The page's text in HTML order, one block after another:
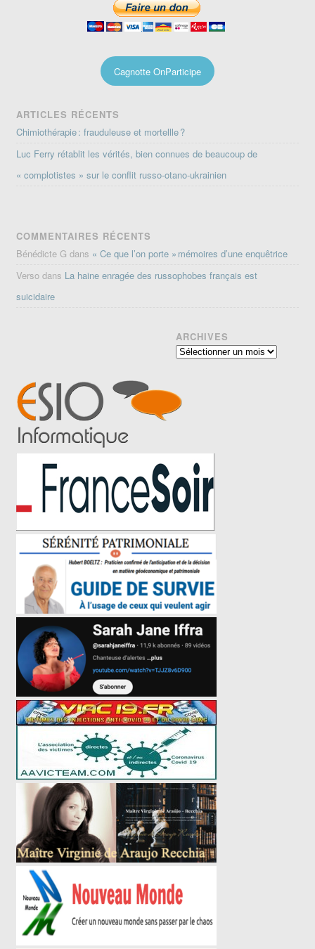
Cagnotte OnParticipe
ARTICLES RÉCENTS
Chimiothérapie : frauduleuse et mortellle ?
Luc Ferry rétablit les vérités, bien connues de beaucoup de
« complotistes » sur le conflit russo-otano-ukrainien
COMMENTAIRES RÉCENTS
Bénédicte G dans « Ce que l’on porte » mémoires d’une enquêtrice
Verso dans La haine enragée des russophobes français est
suicidaire
ARCHIVES
Archives